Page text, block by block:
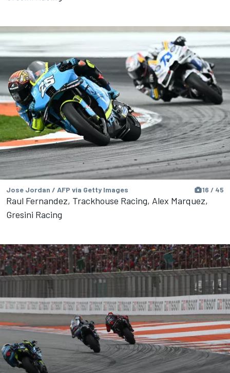
Jose Jordan / AFP via Getty Images 16 / 45
Raul Fernandez, Trackhouse Racing, Alex Marquez,
Gresini Racing